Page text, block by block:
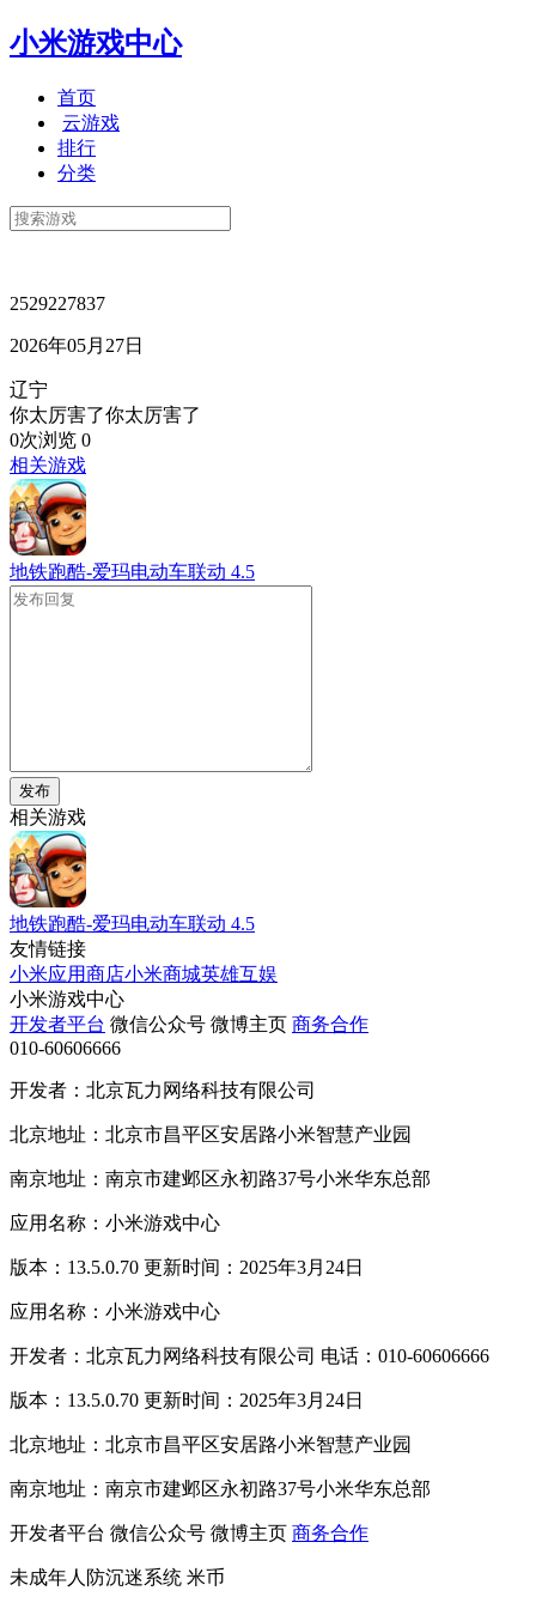
小米游戏中心
首页
云游戏
排行
分类
2529227837
2026年05月27日
辽宁
你太厉害了你太厉害了
0次浏览 0
相关游戏
地铁跑酷-爱玛电动车联动 4.5
发布
相关游戏
地铁跑酷-爱玛电动车联动 4.5
友情链接
小米应用商店小米商城英雄互娱
小米游戏中心
开发者平台 微信公众号 微博主页 商务合作
010-60606666
开发者：北京瓦力网络科技有限公司
北京地址：北京市昌平区安居路小米智慧产业园
南京地址：南京市建邺区永初路37号小米华东总部
应用名称：小米游戏中心
版本：13.5.0.70 更新时间：2025年3月24日
应用名称：小米游戏中心
开发者：北京瓦力网络科技有限公司 电话：010-60606666
版本：13.5.0.70 更新时间：2025年3月24日
北京地址：北京市昌平区安居路小米智慧产业园
南京地址：南京市建邺区永初路37号小米华东总部
开发者平台 微信公众号 微博主页 商务合作
未成年人防沉迷系统 米币